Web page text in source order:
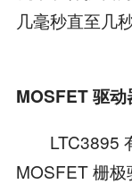
几毫秒直至几
MOSFET 驱
LTC3895
MOSFET 栅